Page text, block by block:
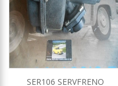
SER106 SERVFRENO